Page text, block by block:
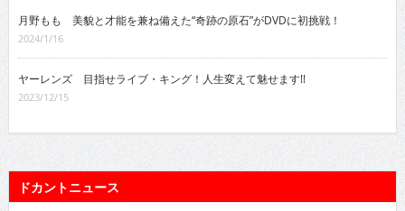
月野もも 美貌と才能を兼ね備えた“奇跡の原石”がDVDに初挑戦！
2024/1/16
ヤーレンズ 目指せライブ・キング！人生変えて魅せます!!
2023/12/15
ドカントニュース